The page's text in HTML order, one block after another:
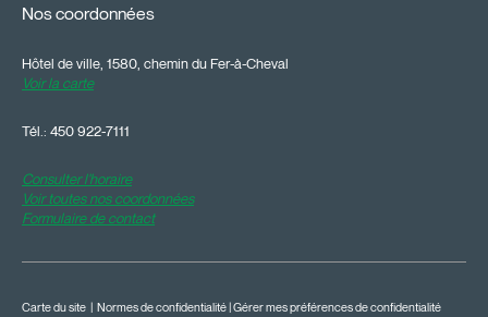
Nos coordonnées
Hôtel de ville, 1580, chemin du Fer-à-Cheval
Voir la carte
Tél.: 450 922-7111
Consulter l'horaire
Voir toutes nos coordonnées
Formulaire de contact
Carte du site | Normes de confidentialité |Gérer mes préférences de confidentialité